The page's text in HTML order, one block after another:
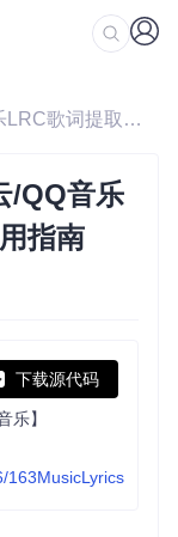
/ 3大困境一次解决！网易云/QQ音乐LRC歌词提取工具高效使用指南
/QQ音乐
指南
下载源代码
乐】
163MusicLyrics